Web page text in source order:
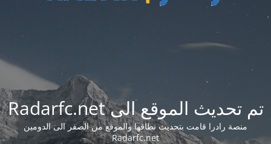
تم تحديث الموقع الى Radarfc.net
منصة رادرا قامت بتحديث نطاقها والموقع من الصفر الى الدومين
Radarfc.net